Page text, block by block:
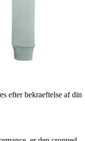
efter bekraeftelse af din